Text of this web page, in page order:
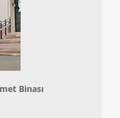
Binası